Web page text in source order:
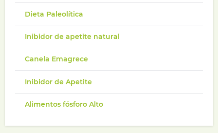
Dieta Paleolítica
Inibidor de apetite natural
Canela Emagrece
Inibidor de Apetite
Alimentos fósforo Alto